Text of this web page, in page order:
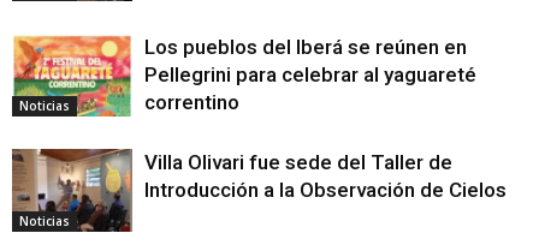
Noticias
Los pueblos del Iberá se reúnen en
Pellegrini para celebrar al yaguareté
correntino
Noticias
Villa Olivari fue sede del Taller de
Introducción a la Observación de Cielos